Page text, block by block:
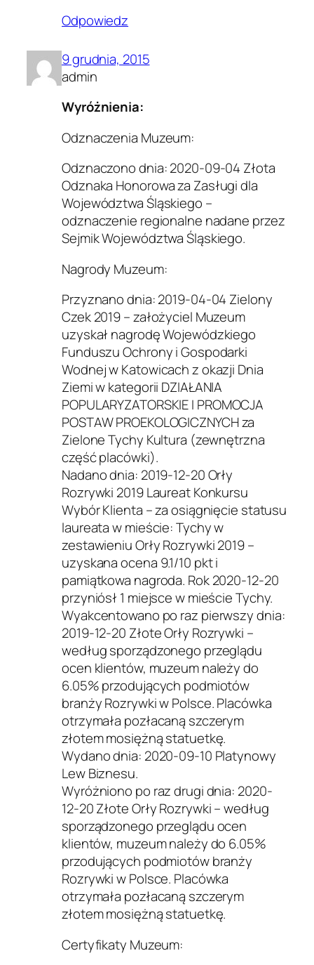
Odpowiedz
9 grudnia, 2015
admin
Wyróżnienia:
Odznaczenia Muzeum:
Odznaczono dnia: 2020-09-04 Złota
Odznaka Honorowa za Zasługi dla
Województwa Śląskiego –
odznaczenie regionalne nadane przez
Sejmik Województwa Śląskiego.
Nagrody Muzeum:
Przyznano dnia: 2019-04-04 Zielony
Czek 2019 – założyciel Muzeum
uzyskał nagrodę Wojewódzkiego
Funduszu Ochrony i Gospodarki
Wodnej w Katowicach z okazji Dnia
Ziemi w kategorii DZIAŁANIA
POPULARYZATORSKIE I PROMOCJA
POSTAW PROEKOLOGICZNYCH za
Zielone Tychy Kultura (zewnętrzna
część placówki).
Nadano dnia: 2019-12-20 Orły
Rozrywki 2019 Laureat Konkursu
Wybór Klienta – za osiągnięcie statusu
laureata w mieście: Tychy w
zestawieniu Orły Rozrywki 2019 –
uzyskana ocena 9.1/10 pkt i
pamiątkowa nagroda. Rok 2020-12-20
przyniósł 1 miejsce w mieście Tychy.
Wyakcentowano po raz pierwszy dnia:
2019-12-20 Złote Orły Rozrywki –
według sporządzonego przeglądu
ocen klientów, muzeum należy do
6.05% przodujących podmiotów
branży Rozrywki w Polsce. Placówka
otrzymała pozłacaną szczerym
złotem mosiężną statuetkę.
Wydano dnia: 2020-09-10 Platynowy
Lew Biznesu.
Wyróżniono po raz drugi dnia: 2020-
12-20 Złote Orły Rozrywki – według
sporządzonego przeglądu ocen
klientów, muzeum należy do 6.05%
przodujących podmiotów branży
Rozrywki w Polsce. Placówka
otrzymała pozłacaną szczerym
złotem mosiężną statuetkę.
Certyfikaty Muzeum: